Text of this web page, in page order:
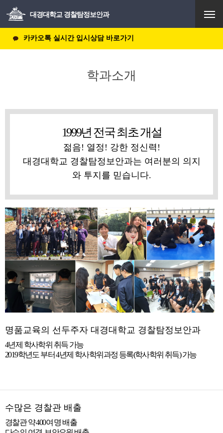
대경대학교 경찰탐정보안과
스 메뉴 펼
치기
카카오톡 실시간 입시상담 바로가기
학과소개
1999년 전국 최초 개설
젊음! 열정! 강한 정신력!
대경대학교 경찰탐정보안과는 여러분의 의지
와 투지를 믿습니다.
명품교육의 선두주자 대경대학교 경찰탐정보안과
4년제 학사학위 취득 가능
2019학년도 부터 4년제 학사학위과정 등록(학사학위 취득) 가능
수많은 경찰관 배출
경찰관 약 400여 명 배출